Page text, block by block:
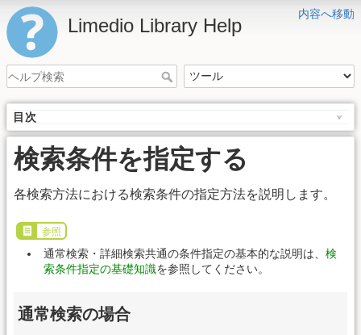
内容へ移動
Limedio Library Help
目次
検索条件を指定する
各検索方法における検索条件の指定方法を説明します。
参照
通常検索・詳細検索共通の条件指定の基本的な説明は、 検
索条件指定の基礎知識を参照してください。
通常検索の場合